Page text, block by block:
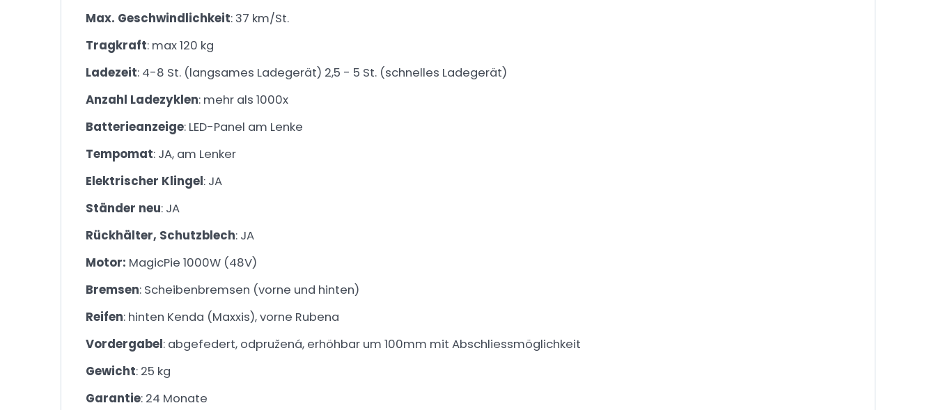
Max. Geschwindlichkeit: 37 km/St.
Tragkraft: max 120 kg
Ladezeit: 4-8 St. (langsames Ladegerät) 2,5 - 5 St. (schnelles Ladegerät)
Anzahl Ladezyklen: mehr als 1000x
Batterieanzeige: LED-Panel am Lenke
Tempomat: JA, am Lenker
Elektrischer Klingel: JA
Ständer neu: JA
Rückhälter, Schutzblech: JA
Motor: MagicPie 1000W (48V)
Bremsen: Scheibenbremsen (vorne und hinten)
Reifen: hinten Kenda (Maxxis), vorne Rubena
Vordergabel: abgefedert, odpružená, erhöhbar um 100mm mit Abschliessmöglichkeit
Gewicht: 25 kg
Garantie: 24 Monate